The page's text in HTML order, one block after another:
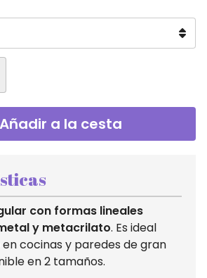
Añadir a la cesta
con formas lineales
y metacrilato. Es ideal
cocinas y paredes de gran
en 2 tamaños.